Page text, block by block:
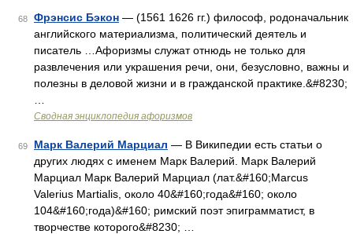
68 Фрэнсис Бэкон — (1561 1626 гг.) философ, родоначальник
английского материализма, политический деятель и
писатель …Афоризмы служат отнюдь не только для
развлечения или украшения речи, они, безусловно, важны и
полезны в деловой жизни и в гражданской практике.&#8230;
Сводная энциклопедия афоризмов
69 Марк Валерий Марциал — В Википедии есть статьи о
других людях с именем Марк Валерий. Марк Валерий
Марциал Марк Валерий Марциал (лат.&#160;Marcus
Valerius Martialis, около 40&#160;года&#160; около
104&#160;года)&#160; римский поэт эпиграмматист, в
творчестве которого&#8230; …